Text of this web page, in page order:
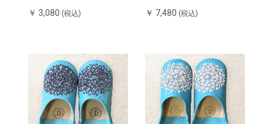
￥ 3,080 (税込) ￥ 7,480 (税込)